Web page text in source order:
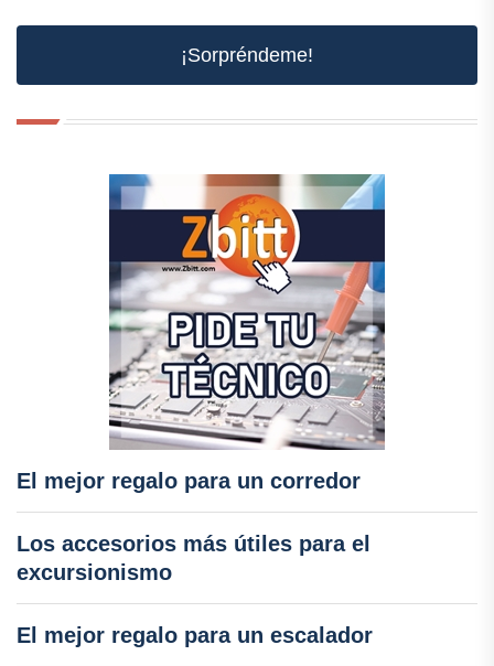
¡Sorpréndeme!
El mejor regalo para un corredor
Los accesorios más útiles para el
excursionismo
El mejor regalo para un escalador